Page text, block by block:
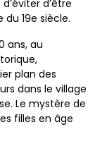
d’être
19e siècle.
ans, au
plan des
dans le village
Le mystère de
filles en âge